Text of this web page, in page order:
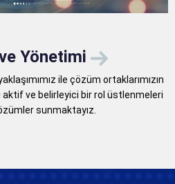
Yönetimi
ile çözüm ortaklarımızın
ve belirleyici bir rol üstlenmeleri
sunmaktayız.